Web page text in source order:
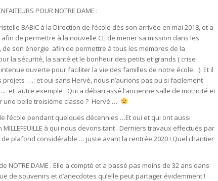
POUR NOTRE DAME :
BABIC à la Direction de l’école dès son arrivée en mai 2018, et a
de permettre à la nouvelle CE de mener sa mission dans les
son énergie afin de permettre à tous les membres de la
la sécurité, la santé et le bonheur des petits et grands ( crise
ouverte pour faciliter la vie des familles de notre école…). Et il
….: et oui sans Hervé, nous n’aurions pas pu si facilement
autre exemple : Qui a débarrassé l’ancienne salle de motricité et
belle troisième classe ? Hervé …
l’école pendant quelques décennies …Et oui et qui ont aussi
à qui nous devons tant . Derniers travaux effectués par
plafond considérable … juste avant la rentrée 2020 ! Quel chantier
NOTRE DAME . Elle a compté et a passé pas moins de 32 ans dans
de souvenirs et d’anecdotes qu’elle peut partager évidemment !